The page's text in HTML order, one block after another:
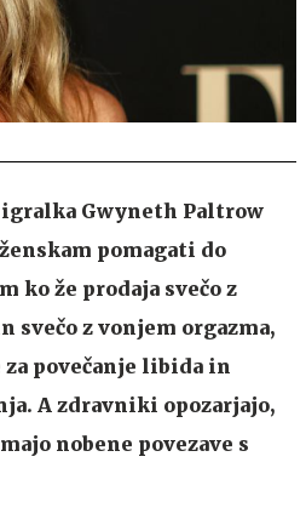
Gwyneth Paltrow
pomagati do
ko že prodaja svečo z
svečo z vonjem orgazma,
povečanje libida in
A zdravniki opozarjajo,
nobene povezave s